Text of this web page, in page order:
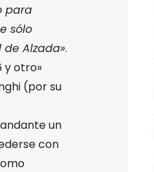
para
sólo
Alzada».
y otro»
(por su
un
con